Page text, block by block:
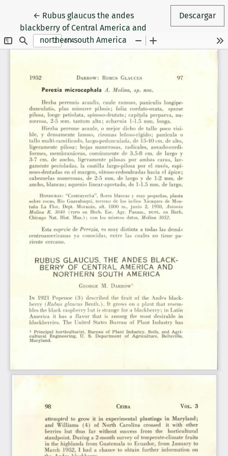
← Volver a los detalles del artículo
Rubus glaucus the andes
blackberry of Central America and
northern south America
Descargar